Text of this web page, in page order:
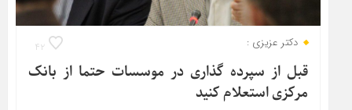
۴۲ دکتر عزیزی :
قبل از سپرده گذاری در موسسات حتما از بانک
مرکزی استعلام کنید